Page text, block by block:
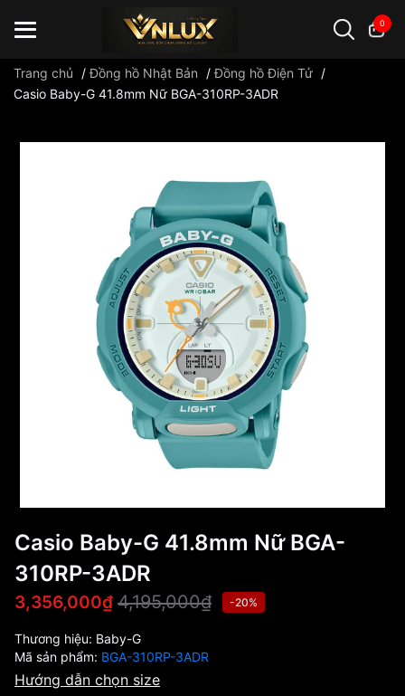
0
Trang chủ /Đồng hồ Nhật Bản /Đồng hồ Điện Tử /
Casio Baby-G 41.8mm Nữ BGA-310RP-3ADR
Casio Baby-G 41.8mm Nữ BGA-
310RP-3ADR
3,356,000₫ 4,195,000₫ -20%
Thương hiệu: Baby-G
Mã sản phẩm: BGA-310RP-3ADR
Hướng dẫn chọn size